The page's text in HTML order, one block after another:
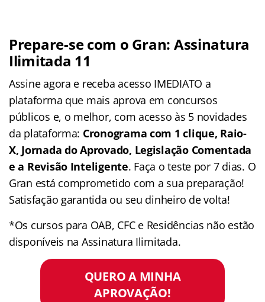
Prepare-se com o Gran: Assinatura
Ilimitada 11
Assine agora e receba acesso IMEDIATO a
plataforma que mais aprova em concursos
públicos e, o melhor, com acesso às 5 novidades
da plataforma: Cronograma com 1 clique, Raio-
X, Jornada do Aprovado, Legislação Comentada
e a Revisão Inteligente. Faça o teste por 7 dias. O
Gran está comprometido com a sua preparação!
Satisfação garantida ou seu dinheiro de volta!
*Os cursos para OAB, CFC e Residências não estão
disponíveis na Assinatura Ilimitada.
QUERO A MINHA
APROVAÇÃO!